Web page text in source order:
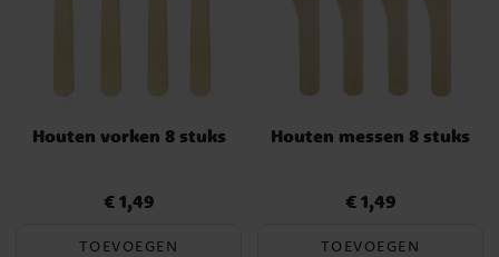
Houten vorken 8 stuks
Prijs :€ 1,49
€ 1,49
TOEVOEGEN
Houten messen 8 stuks
Prijs :€ 1,49
€ 1,49
TOEVOEGEN